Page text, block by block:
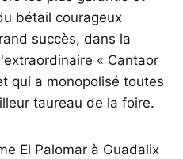
bétail courageux
succès, dans la
« Cantaor
qui a monopolisé toutes
taureau de la foire.
El Palomar à Guadalix